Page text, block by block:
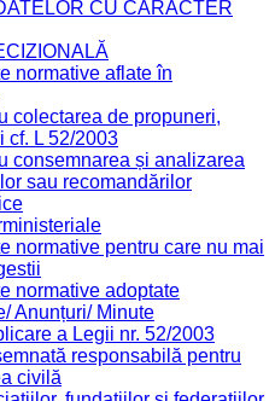
CU CARACTER
normative aflate în
colectarea de propuneri,
cf. L 52/2003
consemnarea și analizarea
sau recomandărilor
normative pentru care nu mai
normative adoptate
Anunțuri/ Minute
a Legii nr. 52/2003
responsabilă pentru
civilă